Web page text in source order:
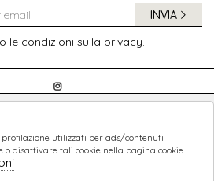
le condizioni sulla privacy.
INVIA
EXTRA
utilizzati per ads/contenuti
o disattivare tali cookie nella pagina cookie